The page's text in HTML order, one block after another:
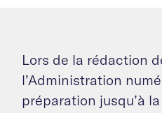
Lors de la rédaction
l’Administration
préparation jusqu’à